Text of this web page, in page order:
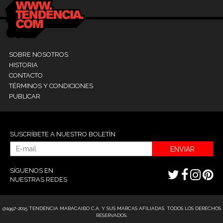
SOBRE NOSOTROS
HISTORIA
CONTACTO
TÉRMINOS Y CONDICIONES
PUBLICAR
SUSCRÍBETE A NUESTRO BOLETÍN
ENVIAR
SÍGUENOS EN
NUESTRAS REDES
@1997-2015 TENDENCIA MARACAIBO C.A. Y SUS MARCAS AFILIADAS. TODOS LOS DERECHOS
RESERVADOS.